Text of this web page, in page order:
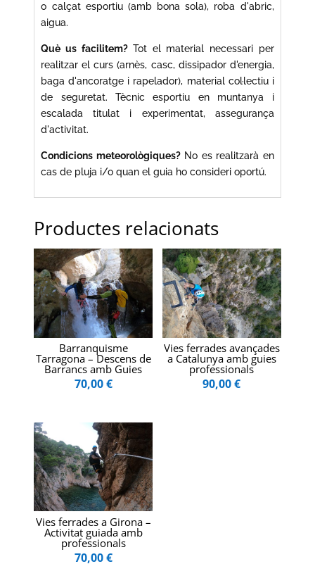
o calçat esportiu (amb bona sola), roba d'abric,
aigua.
Què us facilitem?Tot el material necessari per
realitzar el curs (arnès, casc, dissipador d'energia,
baga d'ancoratge i rapelador), material col·lectiu i
de seguretat. Tècnic esportiu en muntanya i
escalada titulat i experimentat, assegurança
d'activitat.
Condicions meteorològiques?No es realitzarà en
cas de pluja i/o quan el guia ho consideri oportú.
Productes relacionats
Barranquisme
Tarragona – Descens de
Barrancs amb Guies
70,00€
Vies ferrades avançades
a Catalunya amb guies
professionals
90,00€
Vies ferrades a Girona –
Activitat guiada amb
professionals
70,00€